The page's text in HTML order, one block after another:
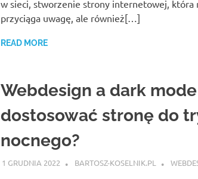
w sieci, stworzenie strony internetowej, która
przyciąga uwagę, ale również[…]
READ MORE
Webdesign a dark
dostosować stronę do
nocnego?
1 GRUDNIA 2022 BARTOSZ-KOSELNIK.PL